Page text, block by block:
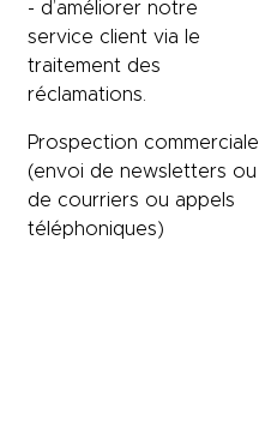
- d’améliorer notre
service client via le
traitement des
réclamations.
Prospection commerciale
(envoi de newsletters ou
de courriers ou appels
téléphoniques)